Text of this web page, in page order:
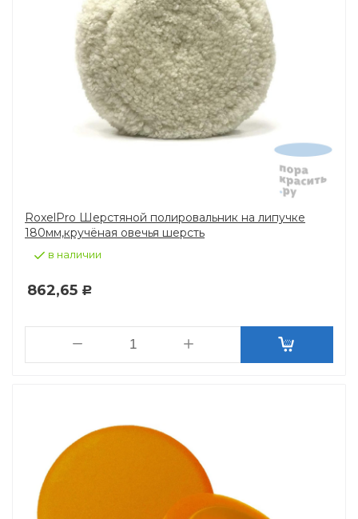
RoxelPro Шерстяной полировальник на липучке
180мм,кручёная овечья шерсть
в наличии
862,65 Р